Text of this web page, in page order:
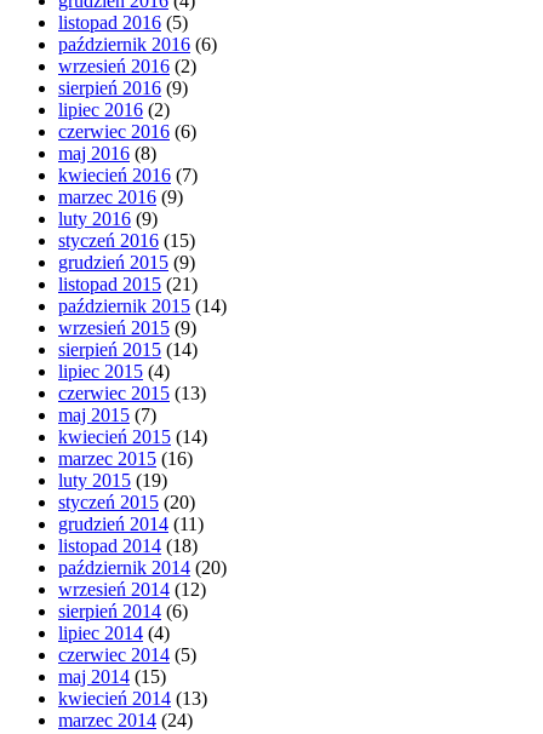
listopad 2016 (5)
październik 2016 (6)
wrzesień 2016 (2)
sierpień 2016 (9)
lipiec 2016 (2)
czerwiec 2016 (6)
maj 2016 (8)
kwiecień 2016 (7)
marzec 2016 (9)
luty 2016 (9)
styczeń 2016 (15)
grudzień 2015 (9)
listopad 2015 (21)
październik 2015 (14)
wrzesień 2015 (9)
sierpień 2015 (14)
lipiec 2015 (4)
czerwiec 2015 (13)
maj 2015 (7)
kwiecień 2015 (14)
marzec 2015 (16)
luty 2015 (19)
styczeń 2015 (20)
grudzień 2014 (11)
listopad 2014 (18)
październik 2014 (20)
wrzesień 2014 (12)
sierpień 2014 (6)
lipiec 2014 (4)
czerwiec 2014 (5)
maj 2014 (15)
kwiecień 2014 (13)
marzec 2014 (24)